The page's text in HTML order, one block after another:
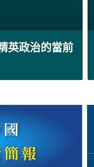
英政治的當前
報